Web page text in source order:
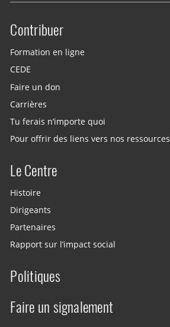
Site menu
Contribuer
Formation en ligne
CEDE
Faire un don
Carrières
Tu ferais n’importe quoi
Pour offrir des liens vers nos ressources
Le Centre
Histoire
Dirigeants
Partenaires
Rapport sur l’impact social
Politiques
Faire un signalement